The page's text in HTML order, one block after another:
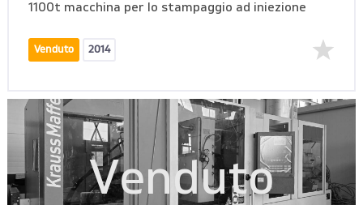
1100t macchina per lo stampaggio ad iniezione
Venduto 2014
Venduto